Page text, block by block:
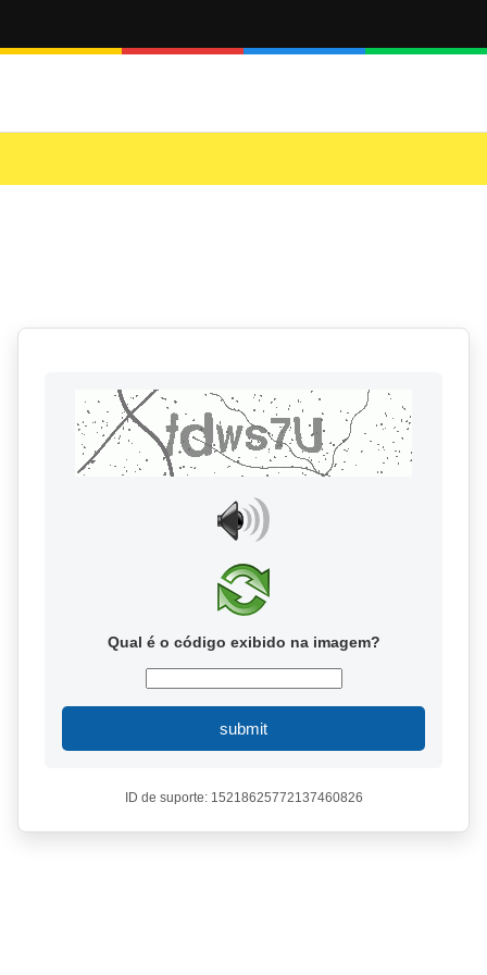
Qual é o código exibido na imagem?
submit
ID de suporte: 15218625772137460826